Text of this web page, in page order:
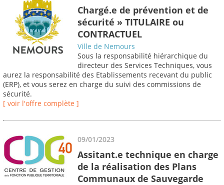
Chargé.e de prévention et de
sécurité » TITULAIRE ou
CONTRACTUEL
Ville de Nemours
Sous la responsabilité hiérarchique du
directeur des Services Techniques, vous
aurez la responsabilité des Etablissements recevant du public
(ERP), et vous serez en charge du suivi des commissions de
sécurité.
[ voir l'offre complète ]
09/01/2023
Assitant.e technique en charge
de la réalisation des Plans
Communaux de Sauvegarde